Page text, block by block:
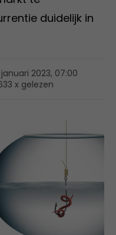
duidelijk in
2023, 07:00
x gelezen